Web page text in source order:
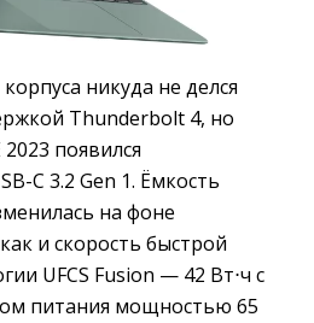
никуда не делся
Thunderbolt 4, но
появился
С 3.2 Gen 1. Ëмкость
на фоне
и скорость быстрой
UFCS Fusion — 42 Вт⋅ч с
питания мощностью 65